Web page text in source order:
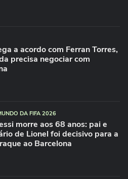
a acordo com Ferran Torres,
precisa negociar com
DA FIFA 2026
morre aos 68 anos: pai e
de Lionel foi decisivo para a
ao Barcelona